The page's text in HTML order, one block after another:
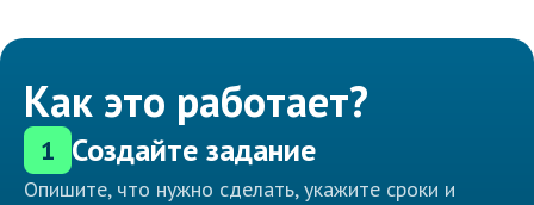
Как это работает?
1 Создайте задание
Опишите, что нужно сделать, укажите сроки и